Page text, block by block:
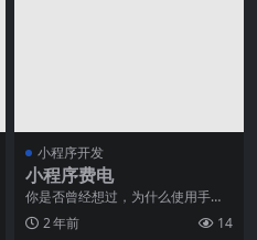
小程序开发
小程序费电
你是否曾经想过，为什么使用手机
上的小程序会消耗更多的电量？随
着小程序的普及，越来
2 年前 14